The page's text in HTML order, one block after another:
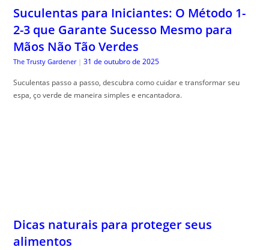
Suculentas para Iniciantes: O Método 1-
2-3 que Garante Sucesso Mesmo para
Mãos Não Tão Verdes
The Trusty Gardener | 31 de outubro de 2025
Suculentas passo a passo, descubra como cuidar e transformar seu
espa, ço verde de maneira simples e encantadora.
Dicas naturais para proteger seus
alimentos